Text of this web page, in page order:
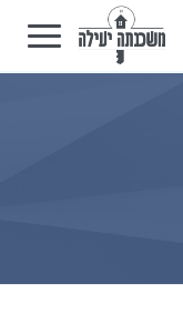
Basculer
la
navigation